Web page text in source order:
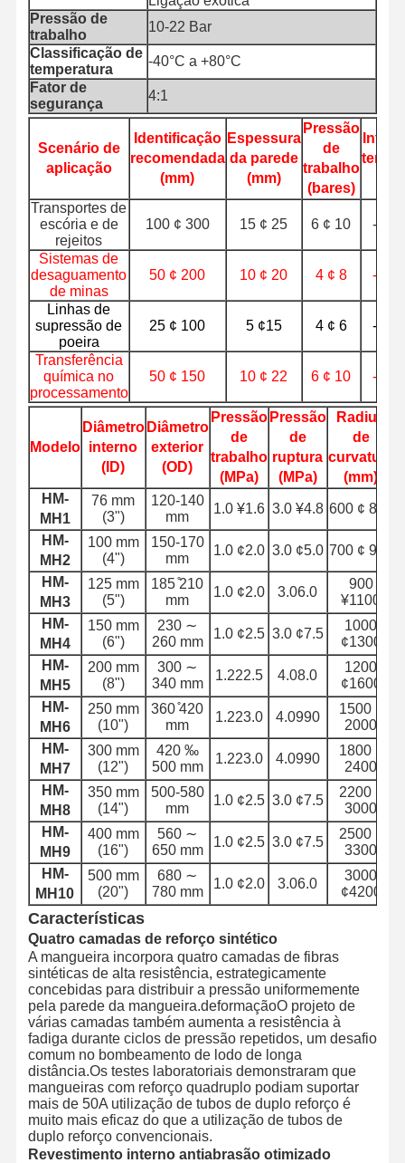
Tubo de mangueira de descarga
Mangueira resistente ao desgaste
Tubos de sucção de lama
Tubo de mangueira de água
Tubo de mangue de combustível
Tubos hidráulicos de óleo
Tubo de mangueira de cerâmica
mangueira do vapor
Mangueira de mineração
Tubos de ácido fosfórico
Flutuação de mangueiras
Mangueira blindada
Pressão de
trabalho
10-22 Bar
Classificação de
temperatura
-40°C a +80°C
Fator de
segurança
4:1
Scenário de
aplicação
Identificação
recomendada
(mm)
Espessura
da parede
(mm)
Pressão
de
trabalho
(bares)
Transportes de
escória e de
rejeitos
100 ¢ 300 15 ¢ 25 6 ¢ 10 -30
Sistemas de
desaguamento
de minas
50 ¢ 200 10 ¢ 20 4 ¢ 8 -10
Linhas de
supressão de
poeira
25 ¢ 100 5 ¢15 4 ¢ 6 -10
Transferência
química no
processamento
50 ¢ 150 10 ¢ 22 6 ¢ 10 -20
Modelo
Diâmetro
interno
(ID)
Diâmetro
exterior
(OD)
Pressão
de
trabalho
(MPa)
Pressão
de
ruptura
(MPa)
Radius
de
curvatura
(mm)
HM-
MH1
76 mm
(3")
120-140
mm
1.0 ¥1.6 3.0 ¥4.8 600 ¢ 800
HM-
MH2
100 mm
(4")
150-170
mm
1.0 ¢2.0 3.0 ¢5.0 700 ¢ 900
HM-
MH3
125 mm
(5")
185 ̊210
mm
1.0 ¢2.0 3.06.0
900
¥1100
HM-
MH4
150 mm
(6")
230 ∼
260 mm
1.0 ¢2.5 3.0 ¢7.5
1000
¢1300
HM-
MH5
200 mm
(8")
300 ∼
340 mm
1.222.5 4.08.0
1200
¢1600
HM-
MH6
250 mm
(10")
360 ̊420
mm
1.223.0 4.0990
1500 ¢
2000
HM-
MH7
300 mm
(12")
420 ‰
500 mm
1.223.0 4.0990
1800 ¢
2400
HM-
MH8
350 mm
(14")
500-580
mm
1.0 ¢2.5 3.0 ¢7.5
2200 ¢
3000
HM-
MH9
400 mm
(16")
560 ∼
650 mm
1.0 ¢2.5 3.0 ¢7.5
2500 ¢
3300
HM-
MH10
500 mm
(20")
680 ∼
780 mm
1.0 ¢2.0 3.06.0
3000
¢4200
Características
Quatro camadas de reforço sintético
A mangueira incorpora quatro camadas de fibras
sintéticas de alta resistência, estrategicamente
concebidas para distribuir a pressão uniformemente
pela parede da mangueira.deformaçãoO projeto de
várias camadas também aumenta a resistência à
fadiga durante ciclos de pressão repetidos, um desafio
comum no bombeamento de lodo de longa
distância.Os testes laboratoriais demonstraram que
mangueiras com reforço quadruplo podiam suportar
mais de 50A utilização de tubos de duplo reforço é
muito mais eficaz do que a utilização de tubos de
duplo reforço convencionais.
Revestimento interno antiabrasão otimizado